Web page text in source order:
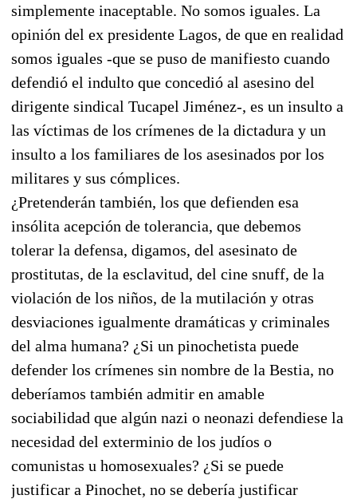
simplemente inaceptable. No somos iguales. La
opinión del ex presidente Lagos, de que en realidad
somos iguales -que se puso de manifiesto cuando
defendió el indulto que concedió al asesino del
dirigente sindical Tucapel Jiménez-, es un insulto a
las víctimas de los crímenes de la dictadura y un
insulto a los familiares de los asesinados por los
militares y sus cómplices.
¿Pretenderán también, los que defienden esa
insólita acepción de tolerancia, que debemos
tolerar la defensa, digamos, del asesinato de
prostitutas, de la esclavitud, del cine snuff, de la
violación de los niños, de la mutilación y otras
desviaciones igualmente dramáticas y criminales
del alma humana? ¿Si un pinochetista puede
defender los crímenes sin nombre de la Bestia, no
deberíamos también admitir en amable
sociabilidad que algún nazi o neonazi defendiese la
necesidad del exterminio de los judíos o
comunistas u homosexuales? ¿Si se puede
justificar a Pinochet, no se debería justificar